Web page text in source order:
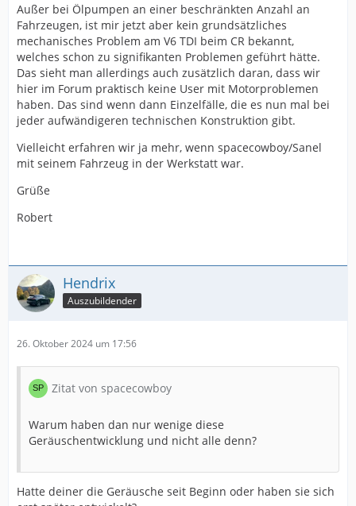
Außer bei Ölpumpen an einer beschränkten Anzahl an
Fahrzeugen, ist mir jetzt aber kein grundsätzliches
mechanisches Problem am V6 TDI beim CR bekannt,
welches schon zu signifikanten Problemen geführt hätte.
Das sieht man allerdings auch zusätzlich daran, dass wir
hier im Forum praktisch keine User mit Motorproblemen
haben. Das sind wenn dann Einzelfälle, die es nun mal bei
jeder aufwändigeren technischen Konstruktion gibt.
Vielleicht erfahren wir ja mehr, wenn spacecowboy/Sanel
mit seinem Fahrzeug in der Werkstatt war.
Grüße
Robert
Hendrix
Auszubildender
26. Oktober 2024 um 17:56
Zitat von spacecowboy
Warum haben dan nur wenige diese
Geräuschentwicklung und nicht alle denn?
Hatte deiner die Geräusche seit Beginn oder haben sie sich